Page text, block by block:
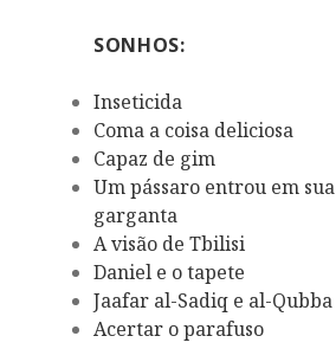
SONHOS:
Inseticida
Coma a coisa deliciosa
Capaz de gim
Um pássaro entrou em sua
garganta
A visão de Tbilisi
Daniel e o tapete
Jaafar al-Sadiq e al-Qubba
Acertar o parafuso